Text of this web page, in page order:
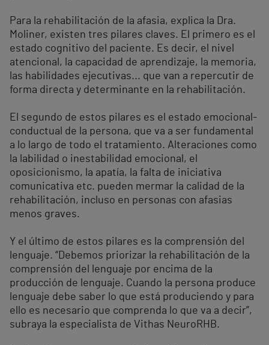
Para la rehabilitación de la afasia, explica la Dra.
Moliner, existen tres pilares claves. El primero es el
estado cognitivo del paciente. Es decir, el nivel
atencional, la capacidad de aprendizaje, la memoria,
las habilidades ejecutivas... que van a repercutir de
forma directa y determinante en la rehabilitación.
El segundo de estos pilares es el estado emocional-
conductual de la persona, que va a ser fundamental
a lo largo de todo el tratamiento. Alteraciones como
la labilidad o inestabilidad emocional, el
oposicionismo, la apatía, la falta de iniciativa
comunicativa etc. pueden mermar la calidad de la
rehabilitación, incluso en personas con afasias
menos graves.
Y el último de estos pilares es la comprensión del
lenguaje. “Debemos priorizar la rehabilitación de la
comprensión del lenguaje por encima de la
producción de lenguaje. Cuando la persona produce
lenguaje debe saber lo que está produciendo y para
ello es necesario que comprenda lo que va a decir”,
subraya la especialista de Vithas NeuroRHB.